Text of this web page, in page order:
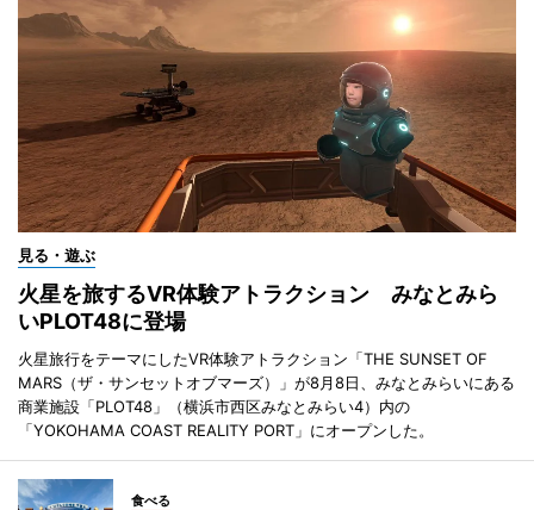
見る・遊ぶ
火星を旅するVR体験アトラクション みなとみら
いPLOT48に登場
火星旅行をテーマにしたVR体験アトラクション「THE SUNSET OF
MARS（ザ・サンセットオブマーズ）」が8月8日、みなとみらいにある
商業施設「PLOT48」（横浜市西区みなとみらい4）内の
「YOKOHAMA COAST REALITY PORT」にオープンした。
食べる